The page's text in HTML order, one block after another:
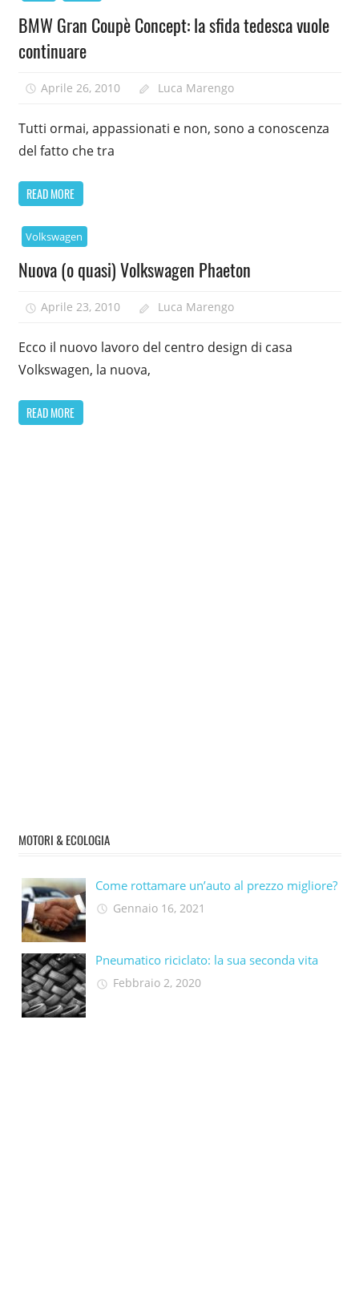
BMW Gran Coupè Concept: la sfida tedesca vuole
continuare
Aprile 26, 2010 Luca Marengo
Tutti ormai, appassionati e non, sono a conoscenza
del fatto che tra
READ MORE
Volkswagen
Nuova (o quasi) Volkswagen Phaeton
Aprile 23, 2010 Luca Marengo
Ecco il nuovo lavoro del centro design di casa
Volkswagen, la nuova,
READ MORE
MOTORI & ECOLOGIA
Come rottamare un’auto al prezzo migliore?
Gennaio 16, 2021
Pneumatico riciclato: la sua seconda vita​
Febbraio 2, 2020